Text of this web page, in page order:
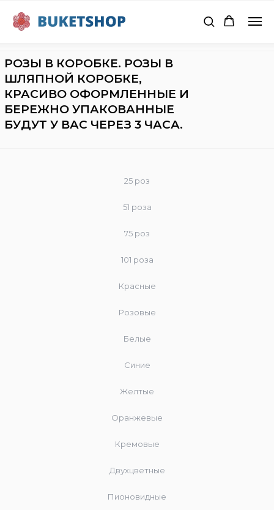
РОЗЫ В КОРОБКЕ. РОЗЫ В
ШЛЯПНОЙ КОРОБКЕ,
КРАСИВО ОФОРМЛЕННЫЕ И
БЕРЕЖНО УПАКОВАННЫЕ
БУДУТ У ВАС ЧЕРЕЗ 3 ЧАСА.
25 роз
51 роза
75 роз
101 роза
Красные
Розовые
Белые
Синие
Желтые
Оранжевые
Кремовые
Двухцветные
Пионовидные